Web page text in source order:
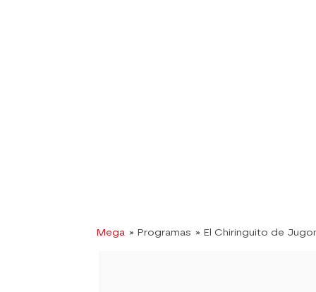
Mega » Programas » El Chiringuito de